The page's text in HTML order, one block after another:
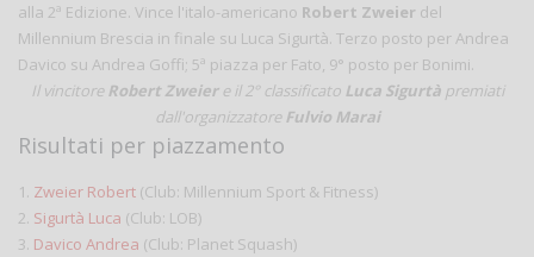
alla 2ª Edizione. Vince l'italo-americano Robert Zweier del
Millennium Brescia in finale su Luca Sigurtà. Terzo posto per Andrea
Davico su Andrea Goffi; 5ª piazza per Fato, 9° posto per Bonimi.
Il vincitoreRobert Zweiere il 2° classificato Luca Sigurtàpremiati
dall'organizzatoreFulvio Marai
Risultati per piazzamento
1. Zweier Robert (Club: Millennium Sport & Fitness)
2. Sigurtà Luca (Club: LOB)
3. Davico Andrea (Club: Planet Squash)